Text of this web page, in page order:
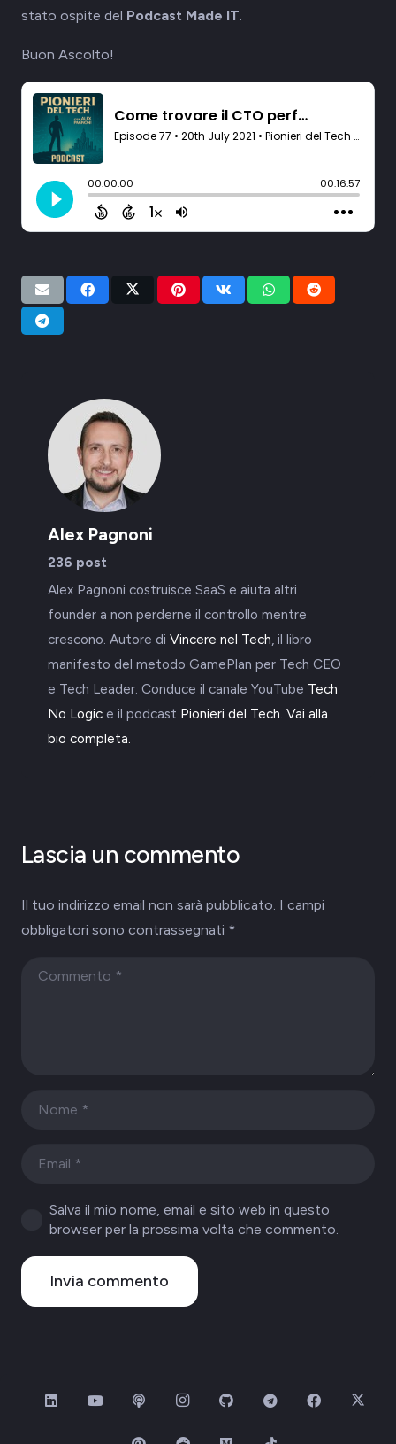
stato ospite del Podcast Made IT.
Buon Ascolto!
Alex Pagnoni
236 post
Alex Pagnoni costruisce SaaS e aiuta altri
founder a non perderne il controllo mentre
crescono. Autore di Vincere nel Tech, il libro
manifesto del metodo GamePlan per Tech CEO
e Tech Leader. Conduce il canale YouTube Tech
No Logic e il podcast Pionieri del Tech. Vai alla
bio completa.
Lascia un commento
Il tuo indirizzo email non sarà pubblicato. I campi
obbligatori sono contrassegnati *
Salva il mio nome, email e sito web in questo
browser per la prossima volta che commento.
Invia commento